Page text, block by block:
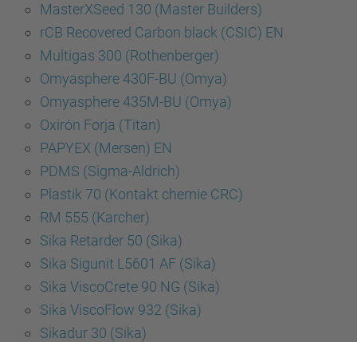
MasterXSeed 130 (Master Builders)
rCB Recovered Carbon black (CSIC) EN
Multigas 300 (Rothenberger)
Omyasphere 430F-BU (Omya)
Omyasphere 435M-BU (Omya)
Oxirón Forja (Titan)
PAPYEX (Mersen) EN
PDMS (Sigma-Aldrich)
Plastik 70 (Kontakt chemie CRC)
RM 555 (Karcher)
Sika Retarder 50 (Sika)
Sika Sigunit L5601 AF (Sika)
Sika ViscoCrete 90 NG (Sika)
Sika ViscoFlow 932 (Sika)
Sikadur 30 (Sika)